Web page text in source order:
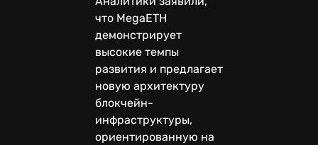
что MegaETH
демонстрирует
высокие темпы
развития и предлагает
новую архитектуру
блокчейн-
инфраструктуры,
ориентированную на